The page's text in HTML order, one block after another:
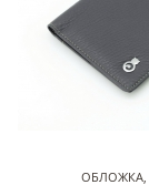
ОБЛОЖКА,